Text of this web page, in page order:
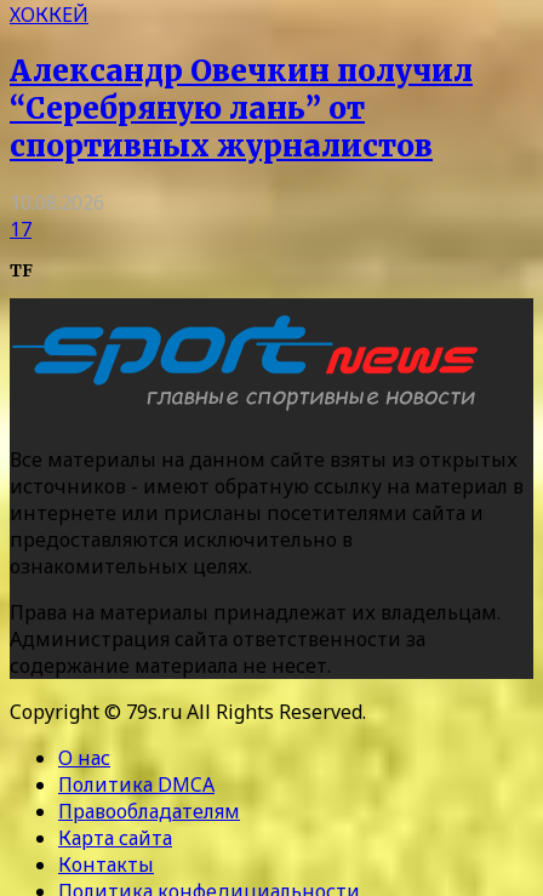
ХОККЕЙ
Александр Овечкин получил
“Серебряную лань” от
спортивных журналистов
10.08.2026
17
TF
Все материалы на данном сайте взяты из открытых
источников - имеют обратную ссылку на материал в
интернете или присланы посетителями сайта и
предоставляются исключительно в
ознакомительных целях.
Права на материалы принадлежат их владельцам.
Администрация сайта ответственности за
содержание материала не несет.
Copyright © 79s.ru All Rights Reserved.
О нас
Политика DMCA
Правообладателям
Карта сайта
Контакты